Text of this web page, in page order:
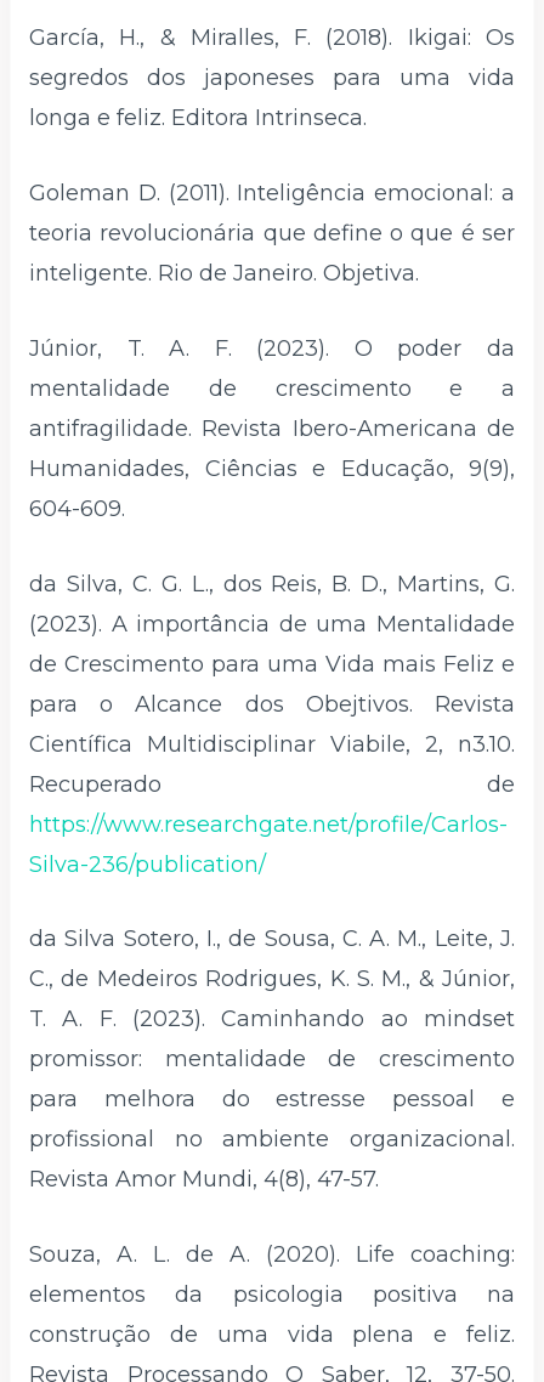
García, H., & Miralles, F. (2018). Ikigai: Os
segredos dos japoneses para uma vida
longa e feliz. Editora Intrinseca.
Goleman D. (2011). Inteligência emocional: a
teoria revolucionária que define o que é ser
inteligente. Rio de Janeiro. Objetiva.
Júnior, T. A. F. (2023). O poder da
mentalidade de crescimento e a
antifragilidade. Revista Ibero-Americana de
Humanidades, Ciências e Educação, 9(9),
604-609.
da Silva, C. G. L., dos Reis, B. D., Martins, G.
(2023). A importância de uma Mentalidade
de Crescimento para uma Vida mais Feliz e
para o Alcance dos Obejtivos. Revista
Científica Multidisciplinar Viabile, 2, n3.10.
Recuperado de
https://www.researchgate.net/profile/Carlos-
Silva-236/publication/
da Silva Sotero, I., de Sousa, C. A. M., Leite, J.
C., de Medeiros Rodrigues, K. S. M., & Júnior,
T. A. F. (2023). Caminhando ao mindset
promissor: mentalidade de crescimento
para melhora do estresse pessoal e
profissional no ambiente organizacional.
Revista Amor Mundi, 4(8), 47-57.
Souza, A. L. de A. (2020). Life coaching:
elementos da psicologia positiva na
construção de uma vida plena e feliz.
Revista Processando O Saber, 12, 37-50.